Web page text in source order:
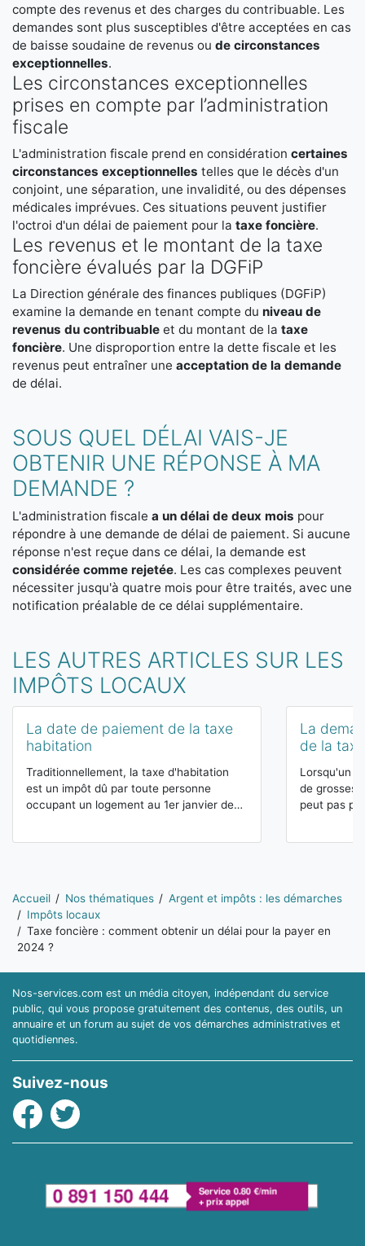
compte des revenus et des charges du contribuable. Les
demandes sont plus susceptibles d'être acceptées en cas
de baisse soudaine de revenus ou de circonstances
exceptionnelles.
Les circonstances exceptionnelles
prises en compte par l’administration
fiscale
L'administration fiscale prend en considération certaines
circonstances exceptionnelles telles que le décès d'un
conjoint, une séparation, une invalidité, ou des dépenses
médicales imprévues. Ces situations peuvent justifier
l'octroi d'un délai de paiement pour la taxe foncière.
Les revenus et le montant de la taxe
foncière évalués par la DGFiP
La Direction générale des finances publiques (DGFiP)
examine la demande en tenant compte du niveau de
revenus du contribuable et du montant de la taxe
foncière. Une disproportion entre la dette fiscale et les
revenus peut entraîner une acceptation de la demande
de délai.
SOUS QUEL DÉLAI VAIS-JE
OBTENIR UNE RÉPONSE À MA
DEMANDE ?
L'administration fiscale a un délai de deux mois pour
répondre à une demande de délai de paiement. Si aucune
réponse n'est reçue dans ce délai, la demande est
considérée comme rejetée. Les cas complexes peuvent
nécessiter jusqu'à quatre mois pour être traités, avec une
notification préalable de ce délai supplémentaire.
LES AUTRES ARTICLES SUR LES
IMPÔTS LOCAUX
La date de paiement de la taxe
habitation
Traditionnellement, la taxe d'habitation
est un impôt dû par toute personne
occupant un logement au 1er janvier de…
La
de la
Lorsqu'un
de grosses
peut pas
Vous êtes ici:
Accueil Nos thématiques
Argent et impôts : les démarches
Impôts locaux
Taxe foncière : comment obtenir un délai pour la payer en
2024 ?
Nos-services.com est un média citoyen, indépendant du service
public, qui vous propose gratuitement des contenus, des outils, un
annuaire et un forum au sujet de vos démarches administratives et
quotidiennes.
Suivez-nous
Facebook
Twitter